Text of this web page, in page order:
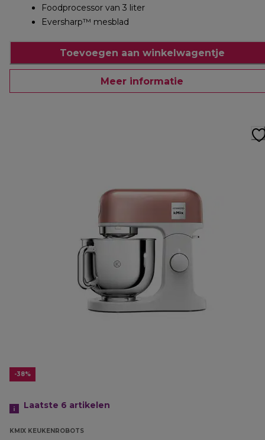
Foodprocessor van 3 liter
Eversharp™ mesblad
Toevoegen aan winkelwagentje
Meer informatie
-38%
Laatste 6 artikelen
KMIX KEUKENROBOTS